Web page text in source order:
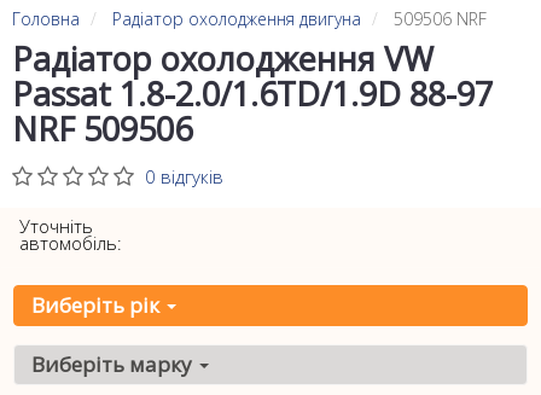
Головна Радіатор охолодження двигуна 509506 NRF
Радіатор охолодження VW
Passat 1.8-2.0/1.6TD/1.9D 88-97
NRF 509506
0 відгуків
Уточніть
автомобіль:
Виберіть рік
Виберіть марку